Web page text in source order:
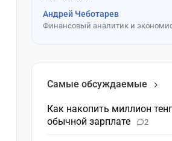
Андрей Чеботарев
Финансовый аналитик и
Самые обсуждаемые
Как накопить миллион
обычной зарплате
2